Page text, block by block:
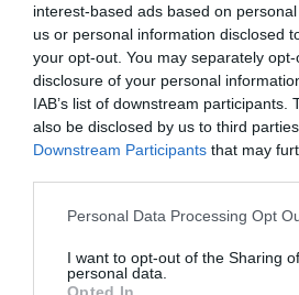
interest-based ads based on
us or personal information disclosed
your opt-out. You may separately
disclosure of your personal
IAB’s list of downstream participants.
also be disclosed by us to third
Downstream Participants that may
Please note that this website/app
not limited to your visit or usage
grant or deny consent to Google and
Personal Data Processing Opt
I want to opt-out of the Sharing
personal data.
Opted In